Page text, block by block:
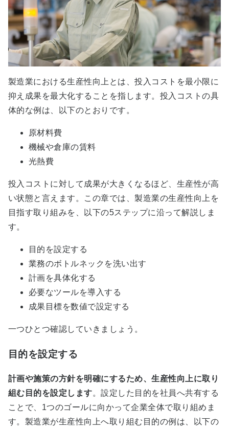
製造業における生産性向上とは、投入コストを最小限に
抑え成果を最大化することを指します。投入コストの具
体的な例は、以下のとおりです。
原材料費
機械や倉庫の賃料
光熱費
投入コストに対して成果が大きくなるほど、生産性が高
い状態と言えます。この章では、製造業の生産性向上を
目指す取り組みを、以下の5ステップに沿って解説しま
す。
目的を設定する
業務のボトルネックを洗い出す
計画を具体化する
必要なツールを導入する
成果目標を数値で設定する
一つひとつ確認していきましょう。
目的を設定する
計画や施策の方針を明確にするため、生産性向上に取り
組む目的を設定します。設定した目的を社員へ共有する
ことで、1つのゴールに向かって企業全体で取り組めま
す。製造業が生産性向上へ取り組む目的の例は、以下の